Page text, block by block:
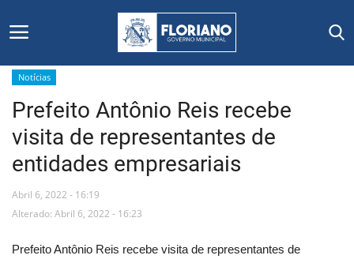
Início
Editais
Floriano
Notícias
Prefeito Antônio Reis recebe
visita de representantes de
entidades empresariais
Abril 6, 2022 - 16:19
Alterado: Abril 6, 2022 - 16:23
Prefeito Antônio Reis recebe visita de representantes de